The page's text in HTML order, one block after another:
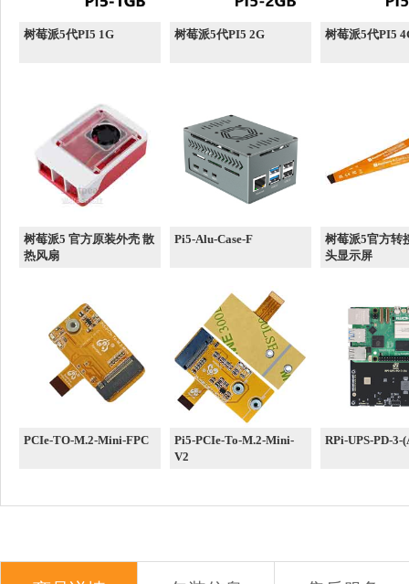
树莓派5代PI5 1G 树莓派5代PI5 2G 树莓派5代PI5
树莓派5 官方原装外壳 散
热风扇
Pi5-Alu-Case-F
树莓派5官方转
头显示屏
PCIe-TO-M.2-Mini-FPC
Pi5-PCIe-To-M.2-Mini-
V2
RPi-UPS-PD-3-